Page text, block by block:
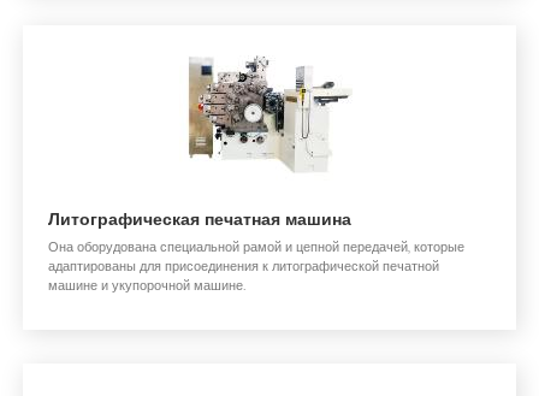
Литографическая печатная машина
Она оборудована специальной рамой и цепной передачей, которые
адаптированы для присоединения к литографической печатной
машине и укупорочной машине.